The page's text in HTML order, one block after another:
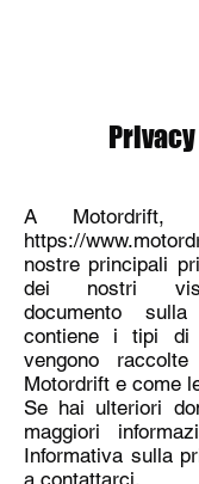
A Motordrift,
https://
nostre principali
dei nostri
documento
contiene i tipi di
vengono
Motordrift e come
Se hai ulteriori
maggiori
Informativa sulla
a contattarci.